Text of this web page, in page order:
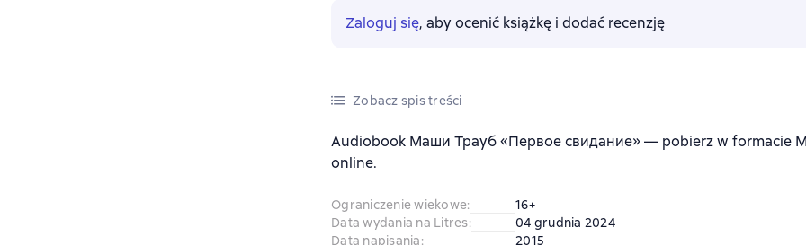
Zaloguj się, aby ocenić książkę i dodać recenzję
Zobacz spis treści
Audiobook Маши Трауб «Первое свидание» — pobierz w formacie
online.
Ograniczenie wiekowe:
16+
Data wydania na Litres:
04 grudnia 2024
Data napisania:
2015